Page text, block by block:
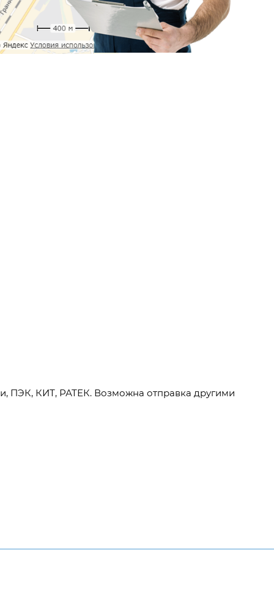
ПЭК, КИТ, РАТЕК. Возможна отправка другими